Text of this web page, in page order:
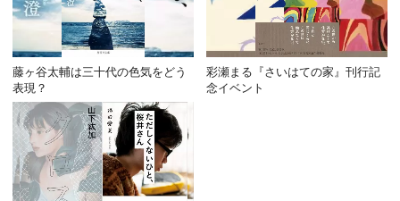
藤ヶ谷太輔は三十代の色気をどう
表現？
彩瀬まる『さいはての家』刊行記
念イベント